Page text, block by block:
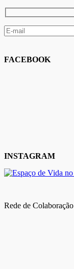
FACEBOOK
INSTAGRAM
Rede de Colaboração